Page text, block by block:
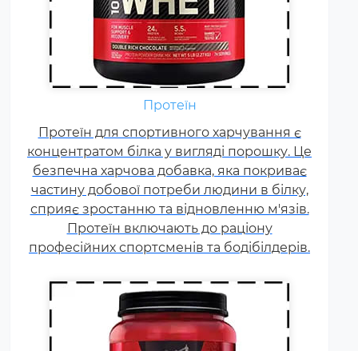
Протеїн
Протеїн для спортивного харчування є
концентратом білка у вигляді порошку. Це
безпечна харчова добавка, яка покриває
частину добової потреби людини в білку,
сприяє зростанню та відновленню м'язів.
Протеїн включають до раціону
професійних спортсменів та бодібілдерів.
Амінокислоти - це незамінні
органічні сполуки, які зазвичай
надходять в організм із
Незбалансоване харчування,
підвищені спортивні
навантаження та стрес
призводять до дефіциту
амінокислот. Щоб заповнити
його можна приймати
спеціальні добавки.